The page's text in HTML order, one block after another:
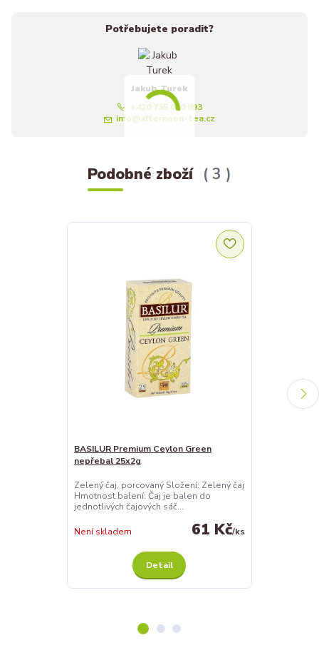
Potřebujete poradit?
Jakub Turek
+420 735 040 893
info@afternoon-tea.cz
Podobné zboží 3
BASILUR Premium Ceylon Green
nepřebal 25x2g
Zelený čaj, porcovaný Složení: Zelený čaj
Hmotnost balení: Čaj je balen do
jednotlivých čajových sáč...
61 Kč/ks
Není skladem
Detail